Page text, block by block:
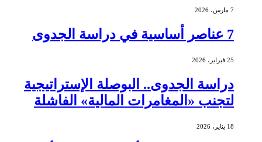
7 مارس، 2026
7 عناصر أساسية في دراسة الجدوى
25 فبراير، 2026
دراسة الجدوى.. البوصلة الإستراتيجية
لتجنب «المغامرات المالية» الفاشلة
18 يناير، 2026